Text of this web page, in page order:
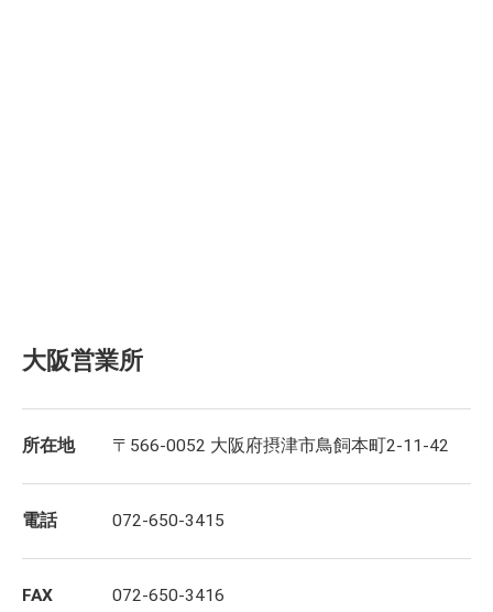
大阪営業所
所在地 〒566-0052 大阪府摂津市鳥飼本町2-11-42
電話 072-650-3415
FAX 072-650-3416